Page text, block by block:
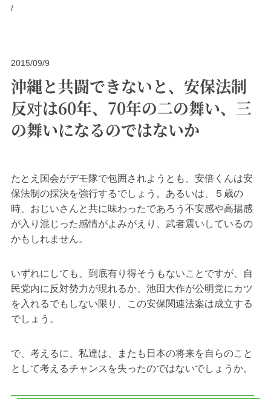
/
2015/09/9
沖縄と共闘できないと、安保法制
反对は60年、70年の二の舞い、三
の舞いになるのではないか
たとえ国会がデモ隊で包囲されようとも、安倍くんは安
保法制の採決を強行するでしょう。あるいは、５歳の
時、おじいさんと共に味わったであろう不安感や高揚感
が入り混じった感情がよみがえり、武者震いしているの
かもしれません。
いずれにしても、到底有り得そうもないことですが、自
民党内に反対勢力が現れるか、池田大作が公明党にカツ
を入れるでもしない限り、この安保関連法案は成立する
でしょう。
で、考えるに、私達は、またも日本の将来を自らのこと
として考えるチャンスを失ったのではないでしょうか。